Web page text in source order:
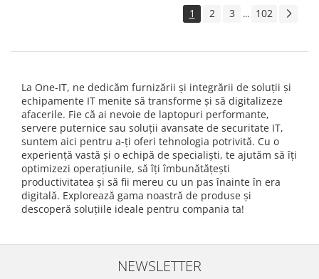
1 2 3 ... 102
La One-IT, ne dedicăm furnizării și integrării de soluții și
echipamente IT menite să transforme și să digitalizeze
afacerile. Fie că ai nevoie de laptopuri performante,
servere puternice sau soluții avansate de securitate IT,
suntem aici pentru a-ți oferi tehnologia potrivită. Cu o
experiență vastă și o echipă de specialiști, te ajutăm să îți
optimizezi operațiunile, să îți îmbunătățești
productivitatea și să fii mereu cu un pas înainte în era
digitală. Explorează gama noastră de produse și
descoperă soluțiile ideale pentru compania ta!
NEWSLETTER